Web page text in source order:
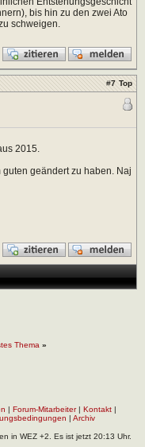
bis hin zu den zwei Ato
schweigen.
#7 Top
2015.
geändert zu haben. Naj
Thema »
| Forum-Mitarbeiter| Kontakt|
| Archiv
in WEZ +2. Es ist jetzt 20:13 Uhr.